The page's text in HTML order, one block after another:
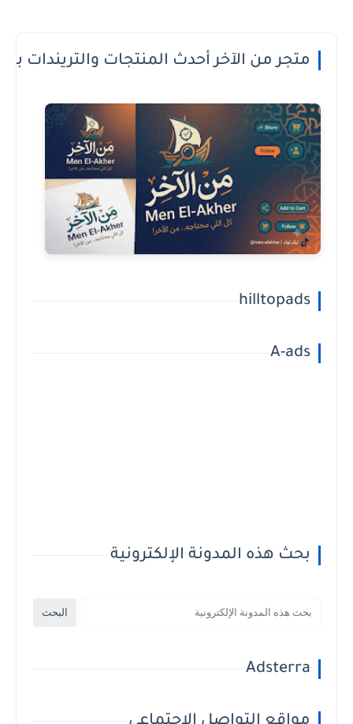
متجر من الآخر أحدث المنتجات والتريندات
hilltopads
A-ads
بحث هذه المدونة الإلكترونية
Adsterra